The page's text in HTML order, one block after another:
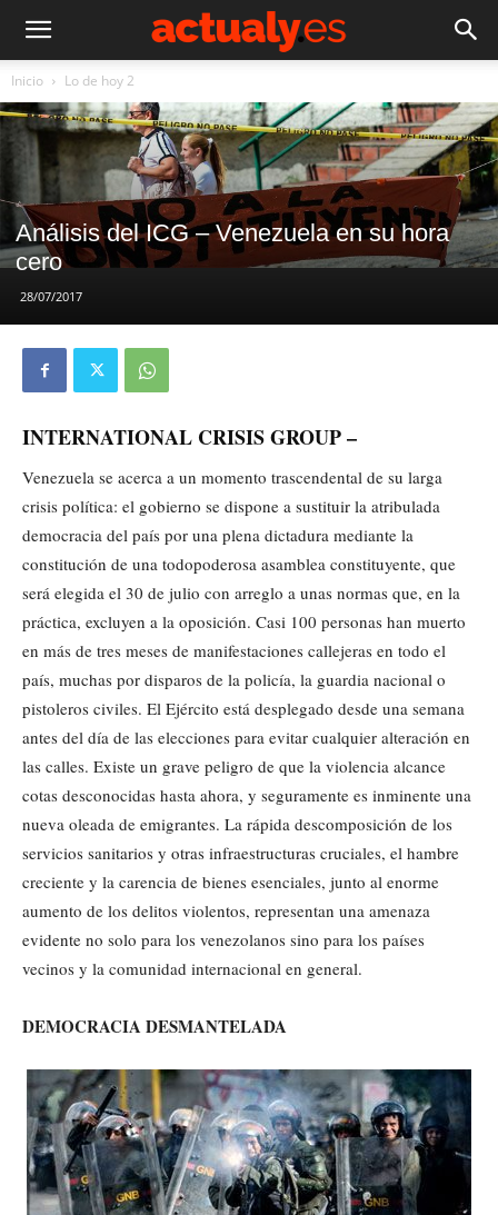
Inicio Lo de hoy 2
Análisis del ICG – Venezuela en su hora
cero
28/07/2017
INTERNATIONAL CRISIS GROUP –
Venezuela se acerca a un momento trascendental de su larga
crisis política: el gobierno se dispone a sustituir la atribulada
democracia del país por una plena dictadura mediante la
constitución de una todopoderosa asamblea constituyente, que
será elegida el 30 de julio con arreglo a unas normas que, en la
práctica, excluyen a la oposición. Casi 100 personas han muerto
en más de tres meses de manifestaciones callejeras en todo el
país, muchas por disparos de la policía, la guardia nacional o
pistoleros civiles. El Ejército está desplegado desde una semana
antes del día de las elecciones para evitar cualquier alteración en
las calles. Existe un grave peligro de que la violencia alcance
cotas desconocidas hasta ahora, y seguramente es inminente una
nueva oleada de emigrantes. La rápida descomposición de los
servicios sanitarios y otras infraestructuras cruciales, el hambre
creciente y la carencia de bienes esenciales, junto al enorme
aumento de los delitos violentos, representan una amenaza
evidente no solo para los venezolanos sino para los países
vecinos y la comunidad internacional en general.
DEMOCRACIA DESMANTELADA